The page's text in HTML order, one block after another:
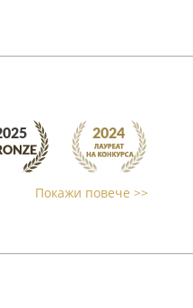
Покажи повече >>